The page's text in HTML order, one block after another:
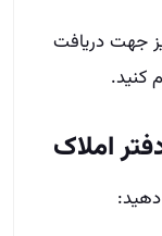
جهت دریافت
کنید.
املاک
دهید: